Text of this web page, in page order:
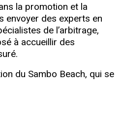
la promotion et la
envoyer des experts en
de l’arbitrage,
à accueillir des
du Sambo Beach, qui se